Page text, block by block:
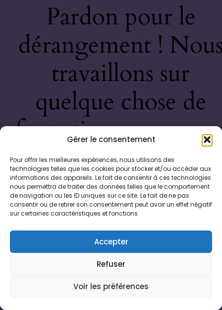
Gérer le consentement
Pour offrir les meilleures expériences, nous utilisons des
technologies telles que les cookies pour stocker et/ou accéder aux
informations des appareils. Le fait de consentir à ces technologies
nous permettra de traiter des données telles que le comportement
de navigation ou les ID uniques sur ce site. Le fait de ne pas
consentir ou de retirer son consentement peut avoir un effet négatif
sur certaines caractéristiques et fonctions.
Accepter
Refuser
Voir les préférences
Pardon pour le
dérangement !
travaillons sur
quelque chose de
fantastique –
bientôt !